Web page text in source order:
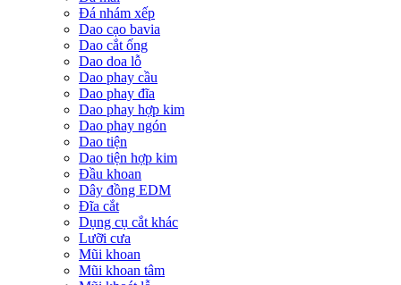
Đá nhám xếp
Dao cạo bavia
Dao cắt ống
Dao doa lỗ
Dao phay cầu
Dao phay đĩa
Dao phay hợp kim
Dao phay ngón
Dao tiện
Dao tiện hợp kim
Đầu khoan
Dây đồng EDM
Đĩa cắt
Dụng cụ cắt khác
Lưỡi cưa
Mũi khoan
Mũi khoan tâm